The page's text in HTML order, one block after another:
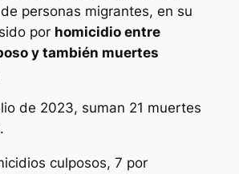
personas migrantes, en su
por homicidio entre
y también muertes
de 2023, suman 21 muertes
culposos, 7 por